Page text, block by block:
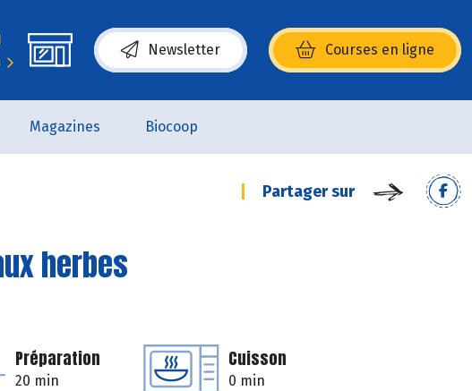
Newsletter Courses en ligne
(s’ouvre dans une nouvelle fenêtre)
Magazines Biocoop
Partager sur
herbes
Préparation
20 min
Cuisson
0 min